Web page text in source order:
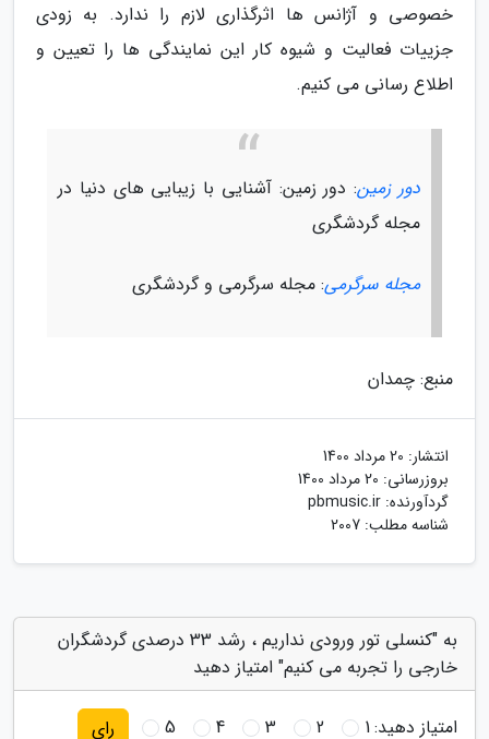
خصوصی و آژانس ها اثرگذاری لازم را ندارد. به زودی
جزییات فعالیت و شیوه کار این نمایندگی ها را تعیین و
اطلاع رسانی می کنیم.
دور زمین: دور زمین: آشنایی با زیبایی های دنیا در
مجله گردشگری
مجله سرگرمی: مجله سرگرمی و گردشگری
منبع: چمدان
انتشار: 20 مرداد 1400
بروزرسانی: 20 مرداد 1400
گردآورنده: pbmusic.ir
شناسه مطلب: 2007
به "کنسلی تور ورودی نداریم ، رشد 33 درصدی گردشگران
خارجی را تجربه می کنیم" امتیاز دهید
امتیاز دهید:1
2
3
4
5 رای